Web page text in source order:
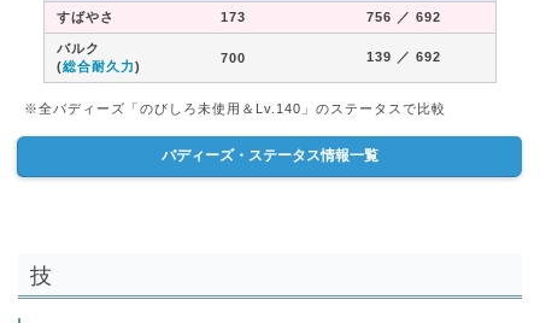
すばやさ 173 756 ／ 692
バルク
(総合耐久力)
700 139 ／ 692
※全バディーズ「のびしろ未使用＆Lv.140」のステータスで比較
バディーズ・ステータス情報一覧
技